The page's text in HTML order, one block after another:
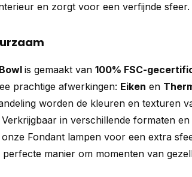
en zorgt voor een verfijnde sfeer.
is gemaakt van 100% FSC-
prachtige afwerkingen: Eiken en
worden de kleuren en texturen
in verschillende formaten en
Fondant lampen voor een extra
perfecte manier om momenten van